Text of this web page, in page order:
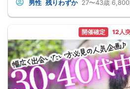
・会話がしやすい工夫＆進行で、自然と仲良くなれ
・真面目に恋人を探している
・合コンより落ち着いた出会いの場を求めている
・友達感覚から、じっくり恋を始めたい
🙋‍♂️参加スタイルも自由で安心！
・おひとり参加大歓迎！（スタッフがしっかりフ
・2名以上でのご参加もOK（お席は並びでご案内
・初参加でも浮かないよう、イベントの進行はス
💳選べるお支払い方法
・当日、現金払いOK！
男性 残りわずか 27〜43歳
開催確定 12人